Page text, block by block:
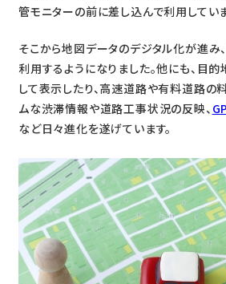
管モニターの前に差し込んで利用してい
そこから地図データのデジタル化が進み
利用するようになりました。他にも、目
して表示したり、高速道路や有料道路の
ムな渋滞情報や道路工事状況の反映、
など日々進化を遂げています。